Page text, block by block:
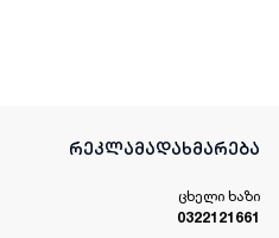
რეკლამადახმარება
ცხელი ხაზი
0322121661